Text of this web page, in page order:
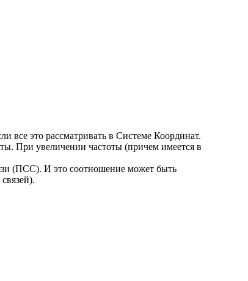
все это рассматривать в Системе Координат.
При увеличении частоты (причем имеется в
(ПСС). И это соотношение может быть